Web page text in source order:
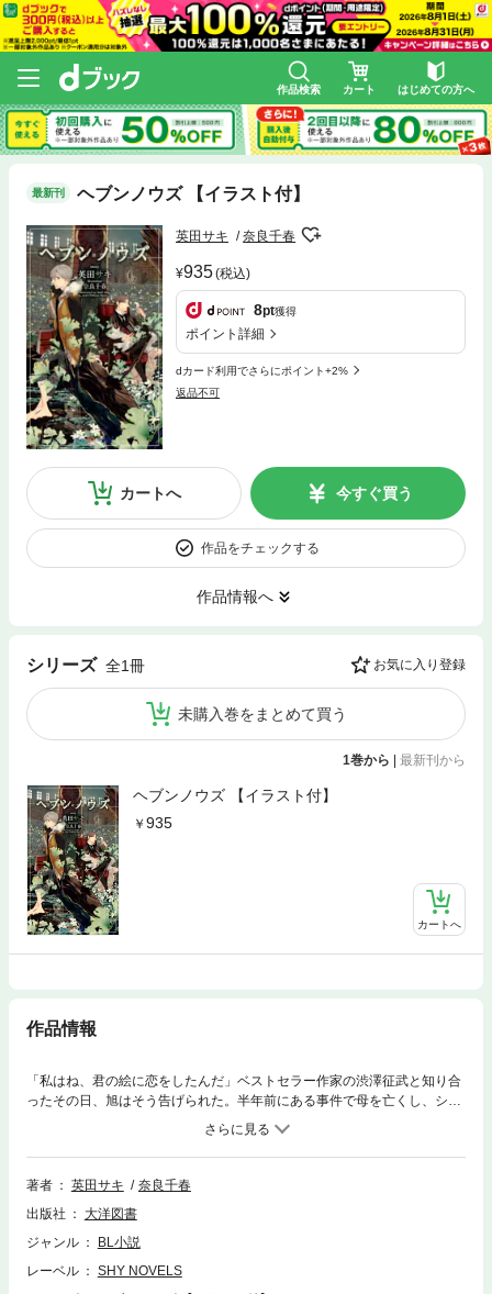
作品検索 カート はじめての方へ
最新刊 ヘブンノウズ 【イラスト付】
英田サキ 奈良千春
935(税込)
8pt獲得
ポイント詳細
dカード利用でさらにポイント+2%
返品不可
カートへ 今すぐ買う
作品をチェックする
作品情報へ
シリーズ 全1冊 お気に入り登録
未購入巻をまとめて買う
1巻から | 最新刊から
ヘブンノウズ 【イラスト付】
935
カートへ
作品情報
「私はね、君の絵に恋をしたんだ」ベストセラー作家の渋澤征武と知り合
ったその日、旭はそう告げられた。半年前にある事件で母を亡くし、ショ
ックから言葉を失った幼い弟と暮らしている旭は、もしあの日、もしあの
時…… そんな後悔に囚われて毎日を送っていた。けれど、渋澤に会った
日から、すべてが変わり始めた！ 恋人は作らない主義と宣言する渋澤、
男女問わず恋をする薫、執事の宇喜田を始め、個性豊かな渋澤邸の住人た
著者 英田サキ
奈良千春
出版社
大洋図書
ジャンル
BL小説
レーベル
SHY NOVELS